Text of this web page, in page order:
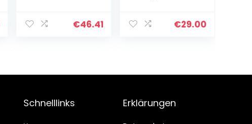
Trennwand, 500
€46.41
€29.00
Schnelllinks Erklärungen